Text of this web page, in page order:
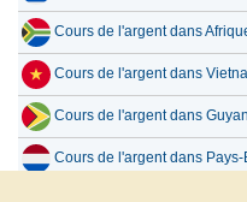
Cours de l'argent dans
Cours de l'argent dans
Cours de l'argent dans
Cours de l'argent dans